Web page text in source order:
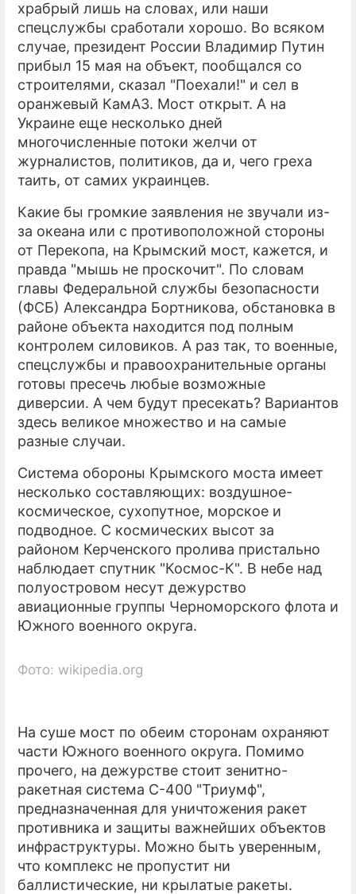
храбрый лишь на словах, или наши
спецслужбы сработали хорошо. Во всяком
случае, президент России Владимир Путин
прибыл 15 мая на объект, пообщался со
строителями, сказал "Поехали!" и сел в
оранжевый КамАЗ. Мост открыт. А на
Украине еще несколько дней
многочисленные потоки желчи от
журналистов, политиков, да и, чего греха
таить, от самих украинцев.
Какие бы громкие заявления не звучали из-
за океана или с противоположной стороны
от Перекопа, на Крымский мост, кажется, и
правда "мышь не проскочит". По словам
главы Федеральной службы безопасности
(ФСБ) Александра Бортникова, обстановка в
районе объекта находится под полным
контролем силовиков. А раз так, то военные,
спецслужбы и правоохранительные органы
готовы пресечь любые возможные
диверсии. А чем будут пресекать? Вариантов
здесь великое множество и на самые
разные случаи.
Система обороны Крымского моста имеет
несколько составляющих: воздушное-
космическое, сухопутное, морское и
подводное. С космических высот за
районом Керченского пролива пристально
наблюдает спутник "Космос-К". В небе над
полуостровом несут дежурство
авиационные группы Черноморского флота и
Южного военного округа.
Фото: wikipedia.org
На суше мост по обеим сторонам охраняют
части Южного военного округа. Помимо
прочего, на дежурстве стоит зенитно-
ракетная система С-400 "Триумф",
предназначенная для уничтожения ракет
противника и защиты важнейших объектов
инфраструктуры. Можно быть уверенным,
что комплекс не пропустит ни
баллистические, ни крылатые ракеты.